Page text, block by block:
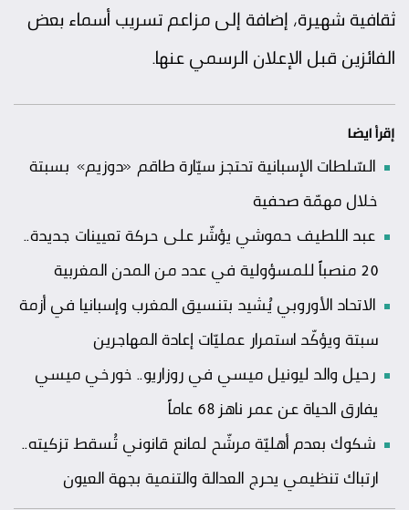
ثقافية شهيرة، إضافة إلى مزاعم تسريب أسماء بعض
الفائزين قبل الإعلان الرسمي عنها.
إقرأ ايضا
السّلطات الإسبانية تحتجز سيّارة طاقم «دوزيم» بسبتة
خلال مهمّة صحفية
عبد اللطيف حموشي يؤشّر على حركة تعيينات جديدة..
20 منصباً للمسؤولية في عدد من المدن المغربية
الاتحاد الأوروبي يُشيد بتنسيق المغرب وإسبانيا في أزمة
سبتة ويؤكّد استمرار عمليّات إعادة المهاجرين
رحيل والد ليونيل ميسي في روزاريو.. خورخي ميسي
يفارق الحياة عن عمر ناهز 68 عاماً
شكوك بعدم أهليّة مرشّح لمانع قانوني تُسقط تزكيته..
ارتباك تنظيمي يحرج العدالة والتنمية بجهة العيون